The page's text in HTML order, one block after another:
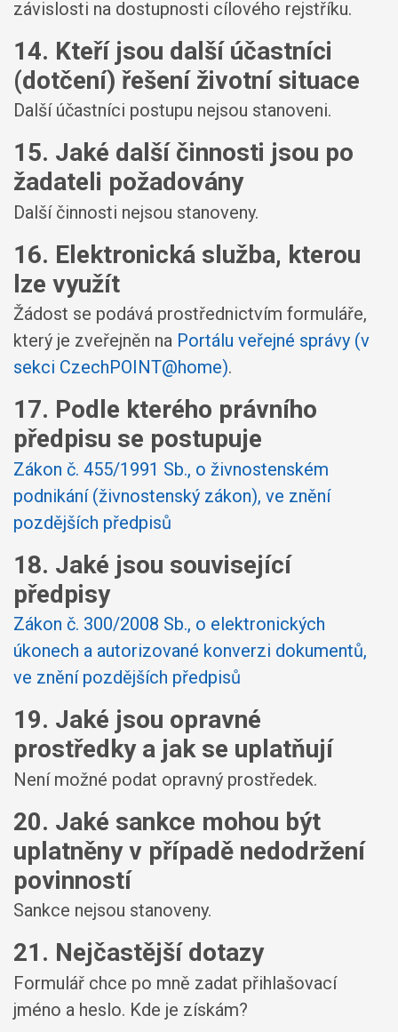
závislosti na dostupnosti cílového rejstříku.
14. Kteří jsou další účastníci
(dotčení) řešení životní situace
Další účastníci postupu nejsou stanoveni.
15. Jaké další činnosti jsou po
žadateli požadovány
Další činnosti nejsou stanoveny.
16. Elektronická služba, kterou
lze využít
Žádost se podává prostřednictvím formuláře,
který je zveřejněn na Portálu veřejné správy (v
sekci CzechPOINT@home).
17. Podle kterého právního
předpisu se postupuje
Zákon č. 455/1991 Sb., o živnostenském
podnikání (živnostenský zákon), ve znění
pozdějších předpisů
18. Jaké jsou související
předpisy
Zákon č. 300/2008 Sb., o elektronických
úkonech a autorizované konverzi dokumentů,
ve znění pozdějších předpisů
19. Jaké jsou opravné
prostředky a jak se uplatňují
Není možné podat opravný prostředek.
20. Jaké sankce mohou být
uplatněny v případě nedodržení
povinností
Sankce nejsou stanoveny.
21. Nejčastější dotazy
Formulář chce po mně zadat přihlašovací
jméno a heslo. Kde je získám?